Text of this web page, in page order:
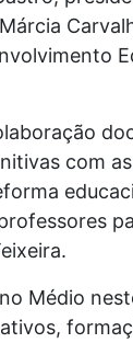
com as
Médio